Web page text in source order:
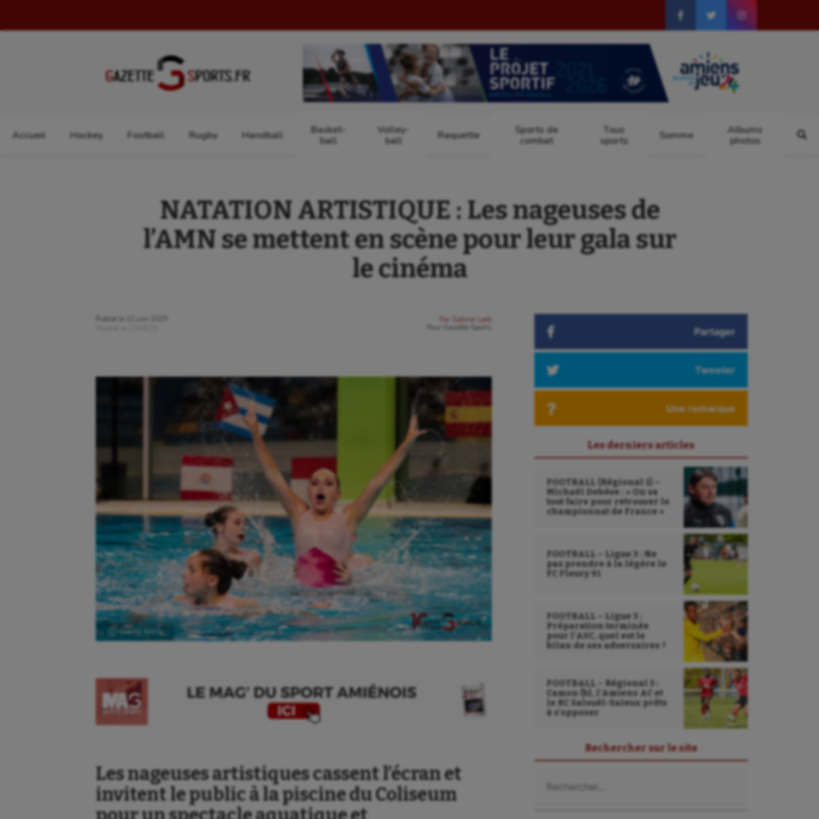
Accueil Hockey Football Rugby Handball
Basket-
ball
Volley-
ball
Raquette
Sports de
combat
Tous
sports
Somme
Albums
photos
NATATION ARTISTIQUE : Les nageuses de
l’AMN se mettent en scène pour leur gala sur
le cinéma
Publié le Par
Sabine Loeb
Gazette Sports
Ⓒ Gazette Sports
Les nageuses artistiques cassent l’écran et
invitent le public à la piscine du Coliseum
Partager
Tweeter
Une remarque
Les derniers articles
FOOTBALL (Régional 1) –
Michaël Debève : « On va
tout faire pour retrouver le
championnat de France »
FOOTBALL – Ligue 3 : Ne
pas prendre à la légère le
FC Fleury 91
FOOTBALL – Ligue 3 :
Préparation terminée
pour l’ASC, quel est le
bilan de ses adversaires ?
FOOTBALL – Régional 3 :
Camon (b), l’Amiens AC et
le RC Salouël-Saleux prêts
à s’opposer
Rechercher sur le site